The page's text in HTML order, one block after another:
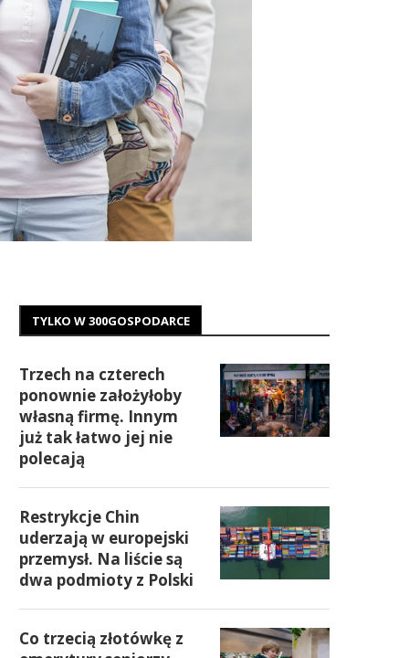
TYLKO W 300GOSPODARCE
Trzech na czterech
ponownie założyłoby
własną firmę. Innym
już tak łatwo jej nie
polecają
Restrykcje Chin
uderzają w europejski
przemysł. Na liście są
dwa podmioty z Polski
Co trzecią złotówkę z